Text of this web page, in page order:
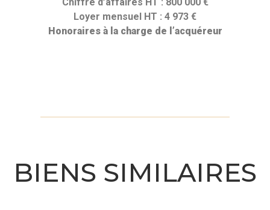
Chiffre d’affaires HT : 800 000 €
Loyer mensuel HT : 4 973 €
Honoraires à la charge de l’acquéreur
BIENS SIMILAIRES